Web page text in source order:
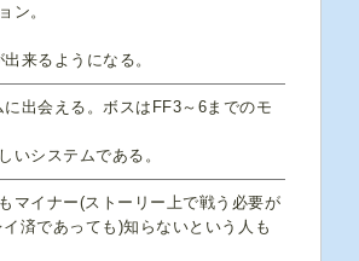
ン。
来るようになる。
出会える。ボスはFF3～6までのモ
いシステムである。
マイナー(ストーリー上で戦う必要が
済であっても)知らないという人も